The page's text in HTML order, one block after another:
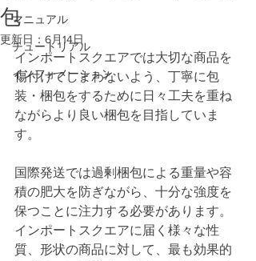
マニュアル
チュートリアル
インフォメーション
包
更新日： 6月14日
インポートスクエアでは大切な商品を
傷付けてしまわないよう、丁寧に包
装・梱包をするために日々工夫を重ね
ながらより良い梱包を目指していま
す。
国際発送では過剰梱包による重量や容
積の肥大を防ぎながら、十分な強度を
保つことに注力する必要があります。
インポートスクエアに届く様々な性
質、形状の商品に対して、最も効果的